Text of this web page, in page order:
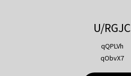
U/RGJC
qQPLVh
qObvX7